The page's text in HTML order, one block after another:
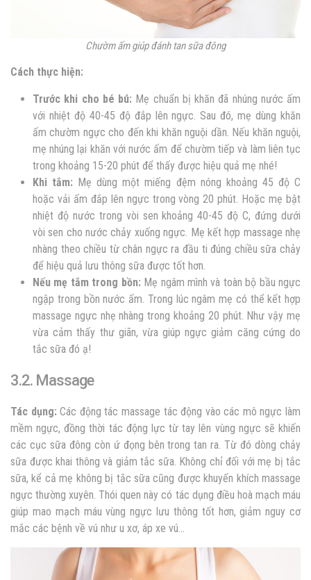
Chườm ấm giúp đánh tan sữa đông
Cách thực hiện:
Trước khi cho bé bú: Mẹ chuẩn bị khăn đã nhúng nước ấm
với nhiệt độ 40-45 độ đắp lên ngực. Sau đó, mẹ dùng khăn
ấm chườm ngực cho đến khi khăn nguội dần. Nếu khăn nguội,
mẹ nhúng lại khăn với nước ấm để chườm tiếp và làm liên tục
trong khoảng 15-20 phút để thấy được hiệu quả mẹ nhé!
Khi tắm: Mẹ dùng một miếng đệm nóng khoảng 45 độ C
hoặc vải ấm đắp lên ngực trong vòng 20 phút. Hoặc mẹ bật
nhiệt độ nước trong vòi sen khoảng 40-45 độ C, đứng dưới
vòi sen cho nước chảy xuống ngực. Mẹ kết hợp massage nhẹ
nhàng theo chiều từ chân ngực ra đầu ti đúng chiều sữa chảy
để hiệu quả lưu thông sữa được tốt hơn.
Nếu mẹ tắm trong bồn: Mẹ ngâm mình và toàn bộ bầu ngực
ngập trong bồn nước ấm. Trong lúc ngâm mẹ có thể kết hợp
massage ngực nhẹ nhàng trong khoảng 20 phút. Như vậy mẹ
vừa cảm thấy thư giãn, vừa giúp ngực giảm căng cứng do
tắc sữa đó ạ!
3.2. Massage
Tác dụng: Các động tác massage tác động vào các mô ngực làm
mềm ngực, đồng thời tác động lực từ tay lên vùng ngực sẽ khiến
các cục sữa đông còn ứ đọng bên trong tan ra. Từ đó dòng chảy
sữa được khai thông và giảm tắc sữa. Không chỉ đối với mẹ bị tắc
sữa, kể cả mẹ không bị tắc sữa cũng được khuyến khích massage
ngực thường xuyên. Thói quen này có tác dụng điều hoà mạch máu
giúp mao mạch máu vùng ngực lưu thông tốt hơn, giảm nguy cơ
mắc các bệnh về vú như u xơ, áp xe vú…